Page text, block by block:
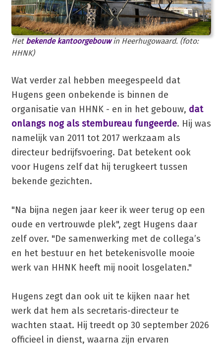
Het bekende kantoorgebouwin Heerhugowaard. (foto:
HHNK)
Wat verder zal hebben meegespeeld dat
Hugens geen onbekende is binnen de
organisatie van HHNK - en in het gebouw, dat
onlangs nog als stembureau fungeerde. Hij was
namelijk van 2011 tot 2017 werkzaam als
directeur bedrijfsvoering. Dat betekent ook
voor Hugens zelf dat hij terugkeert tussen
bekende gezichten.
"Na bijna negen jaar keer ik weer terug op een
oude en vertrouwde plek", zegt Hugens daar
zelf over. "De samenwerking met de collega’s
en het bestuur en het betekenisvolle mooie
werk van HHNK heeft mij nooit losgelaten."
Hugens zegt dan ook uit te kijken naar het
werk dat hem als secretaris-directeur te
wachten staat. Hij treedt op 30 september 2026
officieel in dienst, waarna zijn ervaren